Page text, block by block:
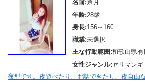
名前:奈月
年齢:28歳
身長:156～160
職業:未選択
主な行動範囲:和歌山県
女性ジャンル:ヤリマンギ
夜型です。夜遊べたり、お話できたり、夜自由